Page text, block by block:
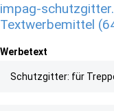
impag-
Textwerbemittel
Werbetext
Schutzgitter: für